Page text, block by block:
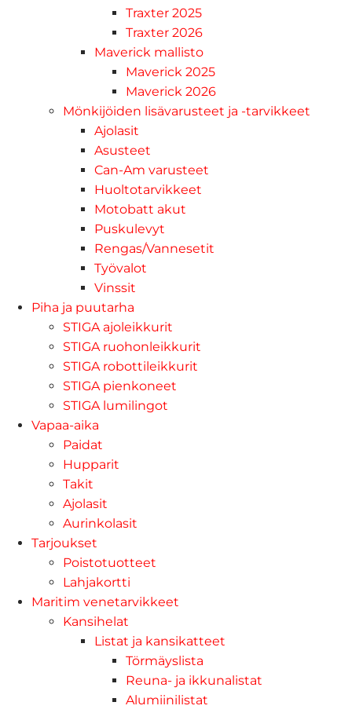
Traxter 2025
Traxter 2026
Maverick mallisto
Maverick 2025
Maverick 2026
Mönkijöiden lisävarusteet ja -tarvikkeet
Ajolasit
Asusteet
Can-Am varusteet
Huoltotarvikkeet
Motobatt akut
Puskulevyt
Rengas/Vannesetit
Työvalot
Vinssit
Piha ja puutarha
STIGA ajoleikkurit
STIGA ruohonleikkurit
STIGA robottileikkurit
STIGA pienkoneet
STIGA lumilingot
Vapaa-aika
Paidat
Hupparit
Takit
Ajolasit
Aurinkolasit
Tarjoukset
Poistotuotteet
Lahjakortti
Maritim venetarvikkeet
Kansihelat
Listat ja kansikatteet
Törmäyslista
Reuna- ja ikkunalistat
Alumiinilistat